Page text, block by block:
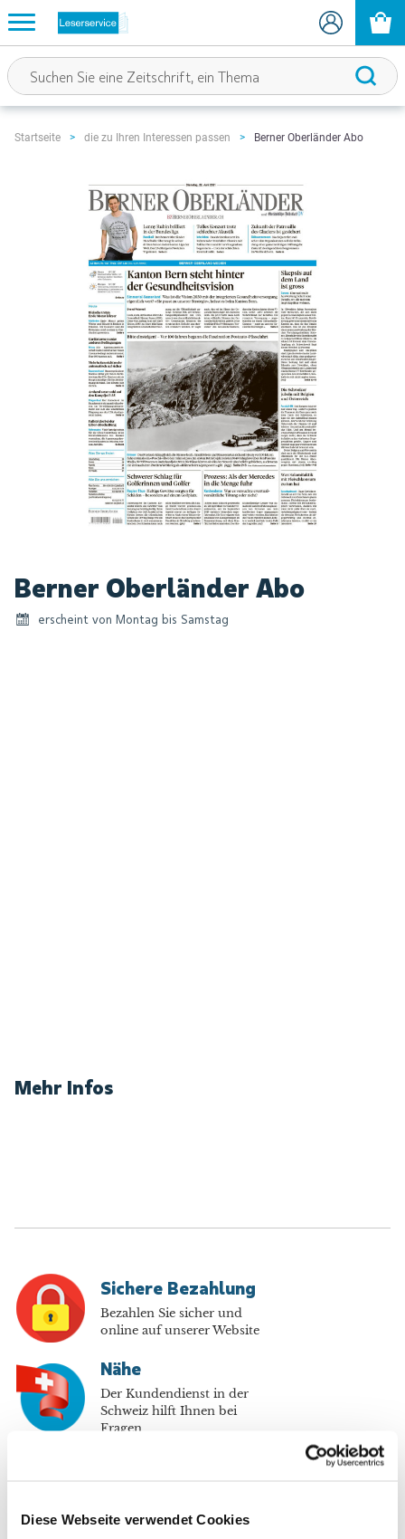
Diese Webseite verwendet Cookies
Startseite die zu Ihren Interessen passen Berner Oberländer Abo
Anfang
Bildgalerie
Berner Oberländer Abo
erscheint von Montag bis Samstag
Mehr Infos
Sichere Bezahlung
Bezahlen Sie sicher und
online auf unserer Website
Nähe
Der Kundendienst in der
Schweiz hilft Ihnen bei
Fragen
Preis